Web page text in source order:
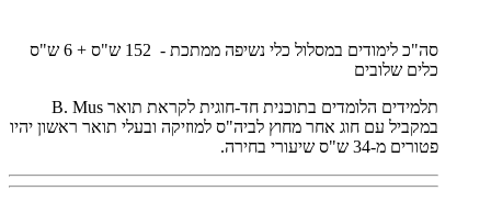
סה"כ לימודים במסלול כלי נשיפה ממתכת - 152 ש"ס + 6 ש"ס
כלים שלובים
תלמידים הלומדים בתוכנית חד-חוגית לקראת תואר B. Mus
במקביל עם חוג אחר מחוץ לביה"ס למוזיקה ובעלי תואר ראשון יהיו
פטורים מ-34 ש"ס שיעורי בחירה.